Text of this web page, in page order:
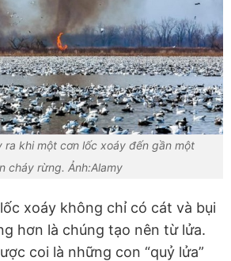
ra khi một cơn lốc xoáy đến gần một
cháy rừng. Ảnh:Alamy
xoáy không chỉ có cát và bụi
hơn là chúng tạo nên từ lửa.
coi là những con “quỷ lửa”